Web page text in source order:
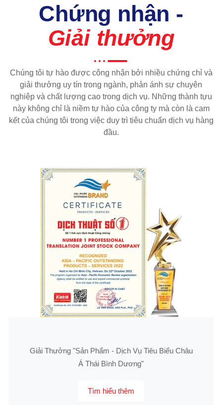
Chứng nhận -
Giải thưởng
Chúng tôi tự hào được công nhận bởi nhiều chứng chỉ và
giải thưởng uy tín trong ngành, phản ánh sự chuyên
nghiệp và chất lượng cao trong dịch vụ. Những thành tựu
này không chỉ là niềm tự hào của công ty mà còn là cam
kết của chúng tôi trong việc duy trì tiêu chuẩn dịch vụ hàng
đầu.
Giải Thưởng "Sản Phẩm - Dịch Vụ Tiêu Biểu Châu
Á Thái Bình Dương"
Tìm hiểu thêm